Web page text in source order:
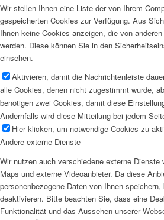
Wir stellen Ihnen eine Liste der von Ihrem
gespeicherten Cookies zur Verfügung. Aus
Ihnen keine Cookies anzeigen, die von
werden. Diese können Sie in den
einsehen.
Aktivieren, damit die Nachrichtenleiste
alle Cookies, denen nicht zugestimmt wurde,
benötigen zwei Cookies, damit diese
Andernfalls wird diese Mitteilung bei jedem
Hier klicken, um notwendige Cookies zu
Andere externe Dienste
Wir nutzen auch verschiedene externe Dienste
Maps und externe Videoanbieter. Da diese
personenbezogene Daten von Ihnen
deaktivieren. Bitte beachten Sie, dass eine
Funktionalität und das Aussehen unserer